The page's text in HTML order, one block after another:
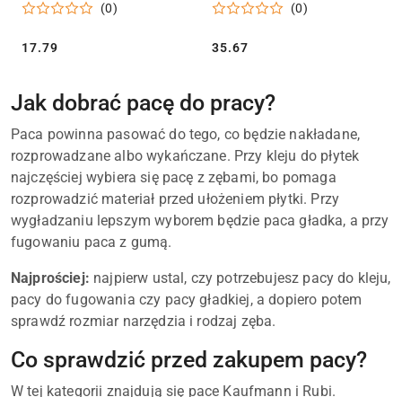
(0)
Cena:
17.79
(0)
Cena:
35.67
Jak dobrać pacę do pracy?
Paca powinna pasować do tego, co będzie nakładane,
rozprowadzane albo wykańczane. Przy kleju do płytek
najczęściej wybiera się pacę z zębami, bo pomaga
rozprowadzić materiał przed ułożeniem płytki. Przy
wygładzaniu lepszym wyborem będzie paca gładka, a przy
fugowaniu paca z gumą.
Najprościej: najpierw ustal, czy potrzebujesz pacy do kleju,
pacy do fugowania czy pacy gładkiej, a dopiero potem
sprawdź rozmiar narzędzia i rodzaj zęba.
Co sprawdzić przed zakupem pacy?
W tej kategorii znajdują się pace Kaufmann i Rubi.